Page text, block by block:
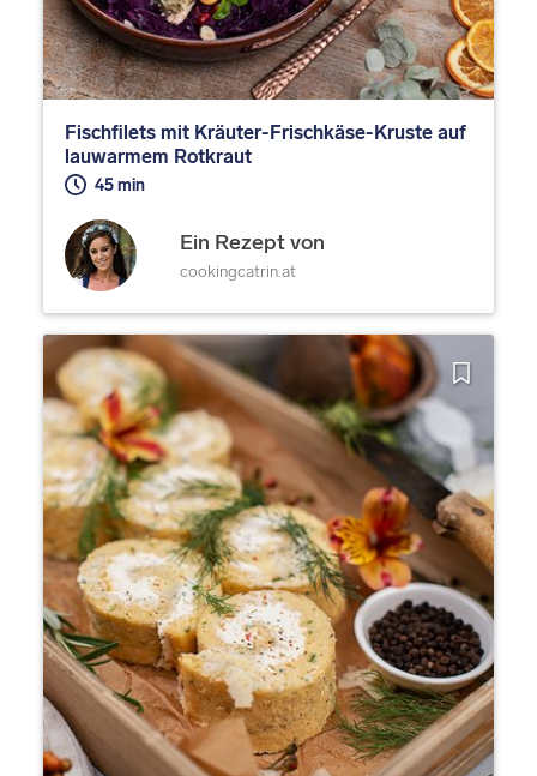
Fischfilets mit Kräuter-Frischkäse-Kruste auf
lauwarmem Rotkraut
45 min
Ein Rezept von
cookingcatrin.at